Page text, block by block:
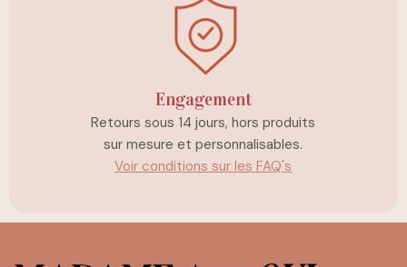
Engagement
Retours sous 14 jours, hors produits
sur mesure et personnalisables.
Voir conditions sur les FAQ's